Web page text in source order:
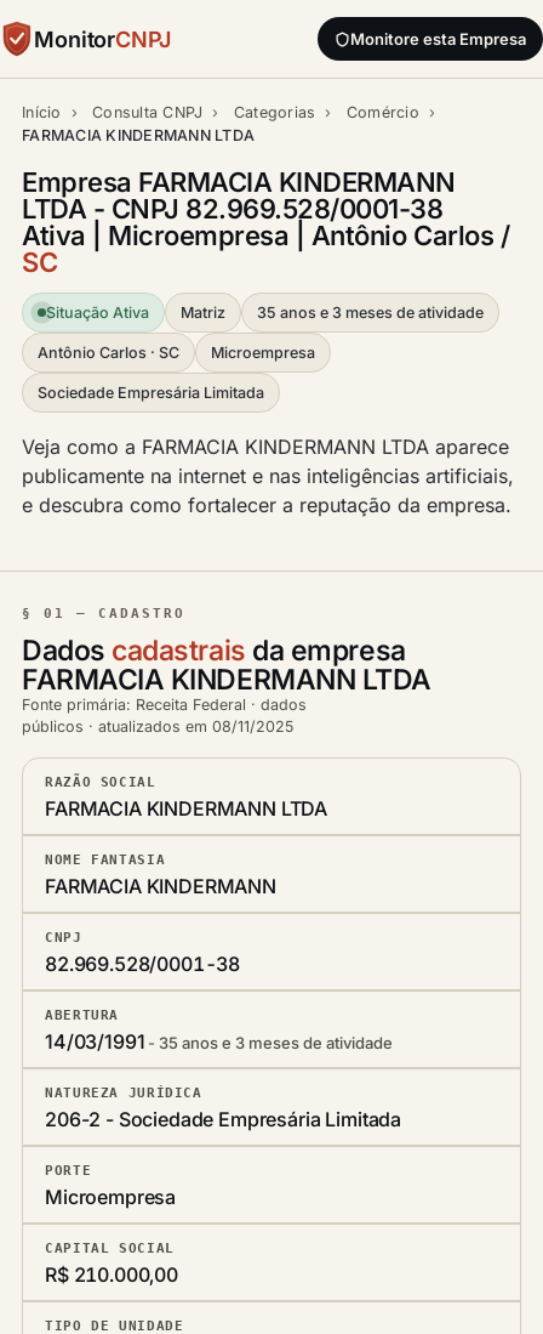
MonitorCNPJ Monitore esta Empresa
Início › Consulta CNPJ › Categorias › Comércio ›
FARMACIA KINDERMANN LTDA
Empresa FARMACIA KINDERMANN
LTDA - CNPJ 82.969.528/0001-38
Ativa | Microempresa | Antônio Carlos /
SC
Situação Ativa Matriz 35 anos e 3 meses de atividade
Antônio Carlos · SC Microempresa
Sociedade Empresária Limitada
Veja como a FARMACIA KINDERMANN LTDA aparece
publicamente na internet e nas inteligências artificiais,
e descubra como fortalecer a reputação da empresa.
§ 01 — CADASTRO
Dados cadastrais da empresa
FARMACIA KINDERMANN LTDA
Fonte primária: Receita Federal · dados
públicos · atualizados em 08/11/2025
RAZÃO SOCIAL
FARMACIA KINDERMANN LTDA
NOME FANTASIA
FARMACIA KINDERMANN
CNPJ
82.969.528/0001-38
ABERTURA
14/03/1991 35 anos e 3 meses de atividade
NATUREZA JURÍDICA
206-2 - Sociedade Empresária Limitada
PORTE
Microempresa
CAPITAL SOCIAL
R$ 210.000,00
TIPO DE UNIDADE